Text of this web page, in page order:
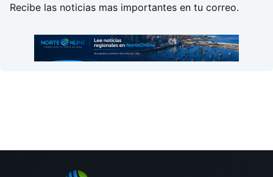
Recibe las noticias mas importantes en tu correo.